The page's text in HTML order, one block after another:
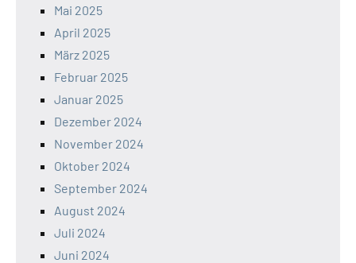
Mai 2025
April 2025
März 2025
Februar 2025
Januar 2025
Dezember 2024
November 2024
Oktober 2024
September 2024
August 2024
Juli 2024
Juni 2024